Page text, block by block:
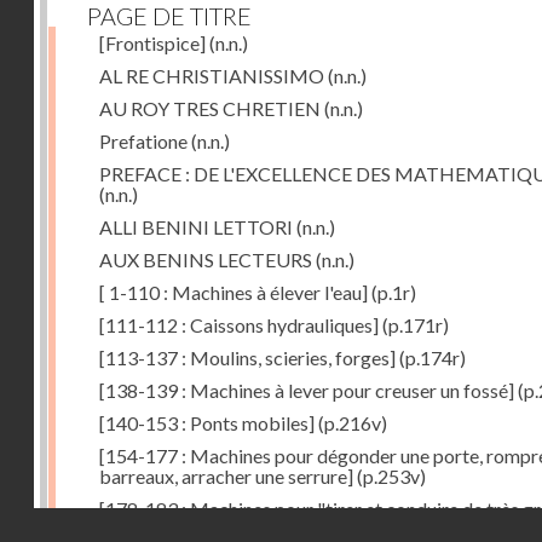
PAGE DE TITRE
[Frontispice](n.n.)
AL RE CHRISTIANISSIMO (n.n.)
AU ROY TRES CHRETIEN (n.n.)
Prefatione(n.n.)
PREFACE : DE L'EXCELLENCE DES
(n.n.)
ALLI BENINI LETTORI (n.n.)
AUX BENINS LECTEURS (n.n.)
[ 1-110 : Machines à élever l'eau](p.1r)
[111-112 : Caissons hydrauliques](p.171r)
[113-137 : Moulins, scieries, forges](p.174r)
[138-139 : Machines à lever pour creuser un fossé]
[140-153 : Ponts mobiles](p.216v)
[154-177 : Machines pour dégonder une porte,
barreaux, arracher une serrure](p.253v)
[178-183 : Machines pour "tirer et conduire de très